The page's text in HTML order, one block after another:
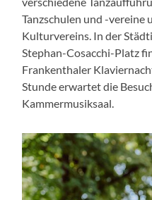
Tanzschulen und -vereine
Kulturvereins. In der
Stephan-Cosacchi-Platz
Frankenthaler
Stunde erwartet die
Kammermusiksaal.